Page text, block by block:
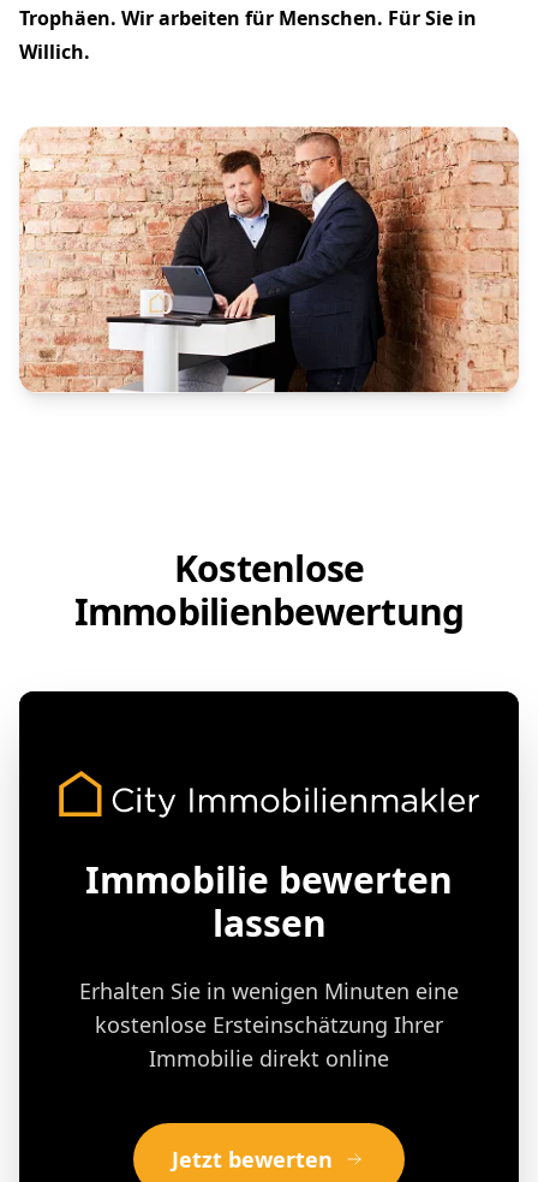
Trophäen. Wir arbeiten für Menschen. Für Sie in
Willich.
Kostenlose
Immobilienbewertung
Immobilie bewerten
lassen
Erhalten Sie in wenigen Minuten eine
kostenlose Ersteinschätzung Ihrer
Immobilie direkt online
Jetzt bewerten